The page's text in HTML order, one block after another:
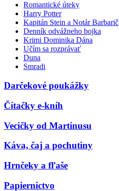
Romantické úteky
Harry Potter
Kapitán Stein a Notár Barbarič
Denník odvážneho bojka
Krimi Dominika Dána
Učím sa rozprávať
Duna
Smradi
Darčekové poukážky
Čítačky e-kníh
Vecičky od Martinusu
Káva, čaj a pochutiny
Hrnčeky a fľaše
Papiernictvo